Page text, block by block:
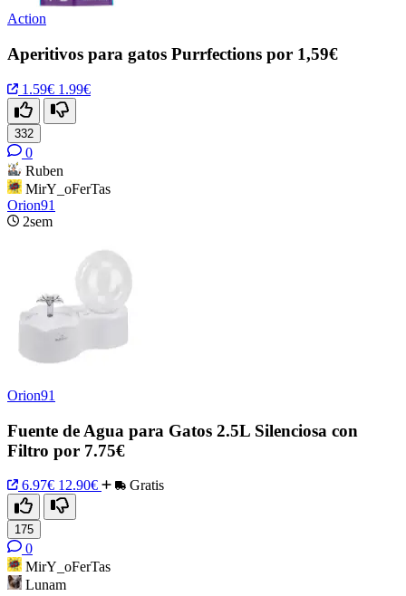
Action
Aperitivos para gatos Purrfections por 1,59€
1.59€ 1.99€
332
0
Ruben
MirY_oFerTas
Orion91
2sem
Orion91
Fuente de Agua para Gatos 2.5L Silenciosa con
Filtro por 7.75€
6.97€ 12.90€ Gratis
175
0
MirY_oFerTas
Lunam